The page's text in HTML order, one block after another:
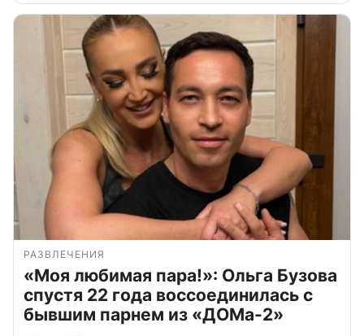
РАЗВЛЕЧЕНИЯ
«Моя любимая пара!»: Ольга Бузова
спустя 22 года воссоединилась с
бывшим парнем из «ДОМа-2»